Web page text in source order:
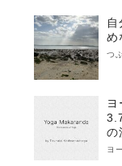
め
つ
ヨ
の
ヨ